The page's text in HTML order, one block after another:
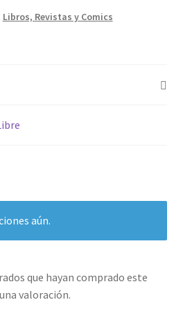
Libros, Revistas y Comics
aún.
que hayan comprado este
valoración.